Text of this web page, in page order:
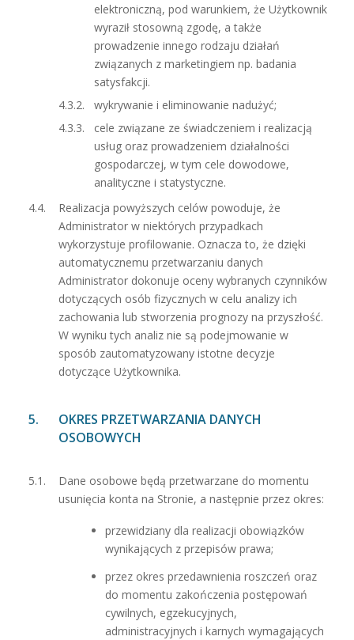
elektroniczną, pod warunkiem, że Użytkownik
wyraził stosowną zgodę, a także
prowadzenie innego rodzaju działań
związanych z marketingiem np. badania
satysfakcji.
wykrywanie i eliminowanie nadużyć;
cele związane ze świadczeniem i realizacją
usług oraz prowadzeniem działalności
gospodarczej, w tym cele dowodowe,
analityczne i statystyczne.
Realizacja powyższych celów powoduje, że
Administrator w niektórych przypadkach
wykorzystuje profilowanie. Oznacza to, że dzięki
automatycznemu przetwarzaniu danych
Administrator dokonuje oceny wybranych czynników
dotyczących osób fizycznych w celu analizy ich
zachowania lub stworzenia prognozy na przyszłość.
W wyniku tych analiz nie są podejmowanie w
sposób zautomatyzowany istotne decyzje
dotyczące Użytkownika.
OKRES PRZETWARZANIA DANYCH
OSOBOWYCH
Dane osobowe będą przetwarzane do momentu
usunięcia konta na Stronie, a następnie przez okres:
przewidziany dla realizacji obowiązków
wynikających z przepisów prawa;
przez okres przedawnienia roszczeń oraz
do momentu zakończenia postępowań
cywilnych, egzekucyjnych,
administracyjnych i karnych wymagających